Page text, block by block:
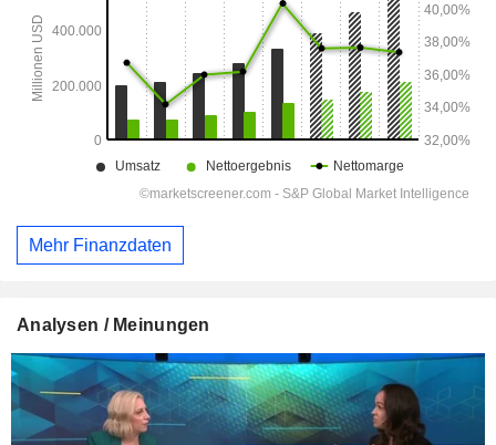
Mehr Finanzdaten
Analysen / Meinungen